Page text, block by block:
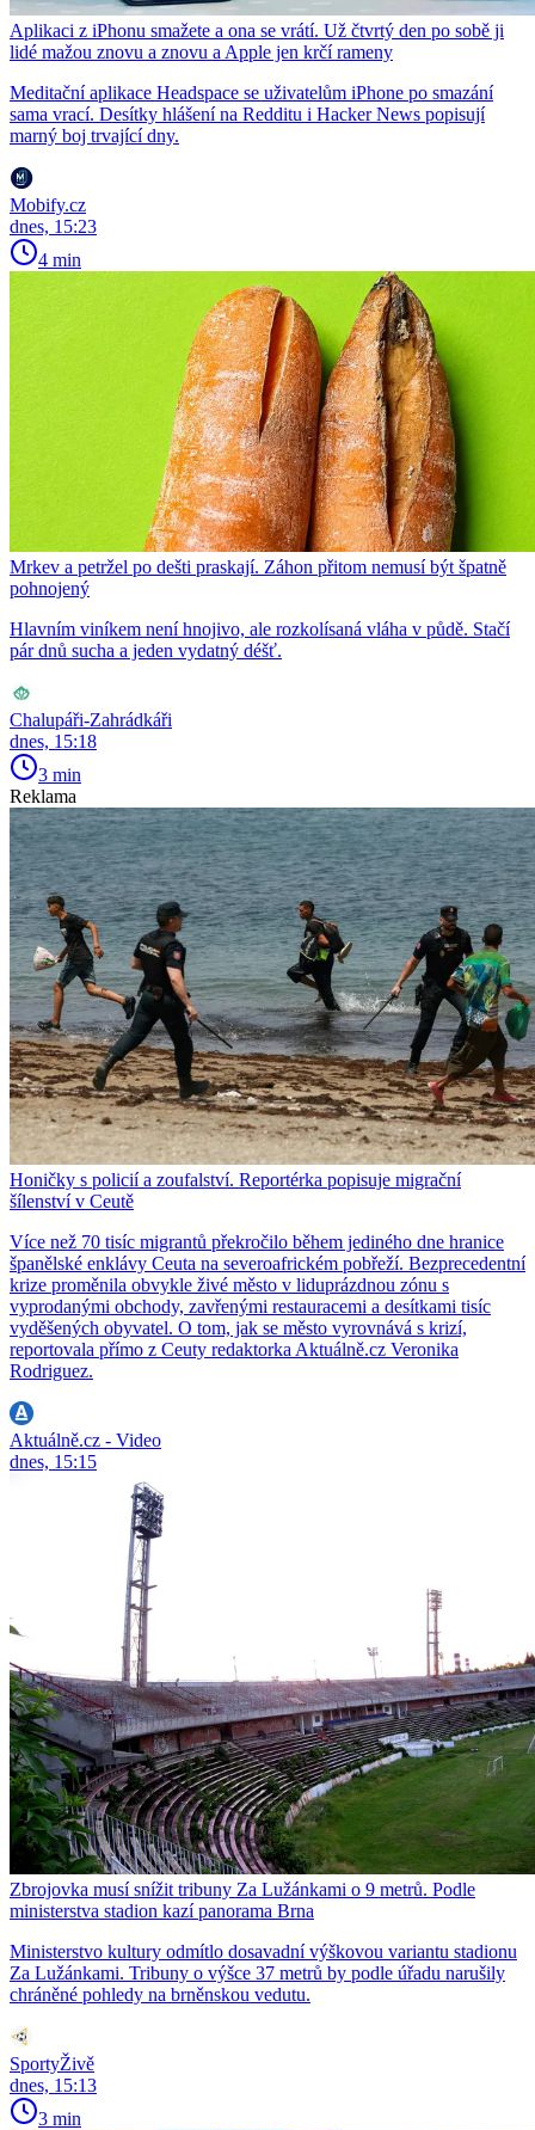
Aplikaci z iPhonu smažete a ona se vrátí. Už čtvrtý den po sobě ji
lidé mažou znovu a znovu a Apple jen krčí rameny
Meditační aplikace Headspace se uživatelům iPhone po smazání
sama vrací. Desítky hlášení na Redditu i Hacker News popisují
marný boj trvající dny.
Mobify.cz
dnes, 15:23
4 min
Mrkev a petržel po dešti praskají. Záhon přitom nemusí být špatně
pohnojený
Hlavním viníkem není hnojivo, ale rozkolísaná vláha v půdě. Stačí
pár dnů sucha a jeden vydatný déšť.
Chalupáři-Zahrádkáři
dnes, 15:18
3 min
Reklama
Honičky s policií a zoufalství. Reportérka popisuje migrační
šílenství v Ceutě
Více než 70 tisíc migrantů překročilo během jediného dne hranice
španělské enklávy Ceuta na severoafrickém pobřeží. Bezprecedentní
krize proměnila obvykle živé město v liduprázdnou zónu s
vyprodanými obchody, zavřenými restauracemi a desítkami tisíc
vyděšených obyvatel. O tom, jak se město vyrovnává s krizí,
reportovala přímo z Ceuty redaktorka Aktuálně.cz Veronika
Rodriguez.
Aktuálně.cz - Video
dnes, 15:15
Zbrojovka musí snížit tribuny Za Lužánkami o 9 metrů. Podle
ministerstva stadion kazí panorama Brna
Ministerstvo kultury odmítlo dosavadní výškovou variantu stadionu
Za Lužánkami. Tribuny o výšce 37 metrů by podle úřadu narušily
chráněné pohledy na brněnskou vedutu.
SportyŽivě
dnes, 15:13
3 min